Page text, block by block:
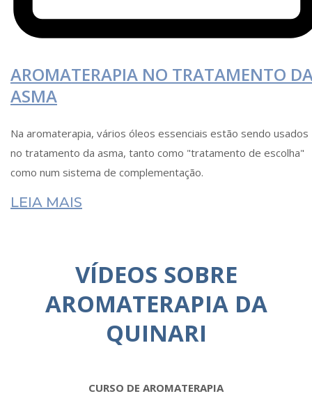
AROMATERAPIA NO TRATAMENTO
ASMA
Na aromaterapia, vários óleos essenciais estão sendo usados
no tratamento da asma, tanto como "tratamento de escolha"
como num sistema de complementação.
LEIA MAIS
VÍDEOS SOBRE
AROMATERAPIA DA
QUINARI
CURSO DE AROMATERAPIA